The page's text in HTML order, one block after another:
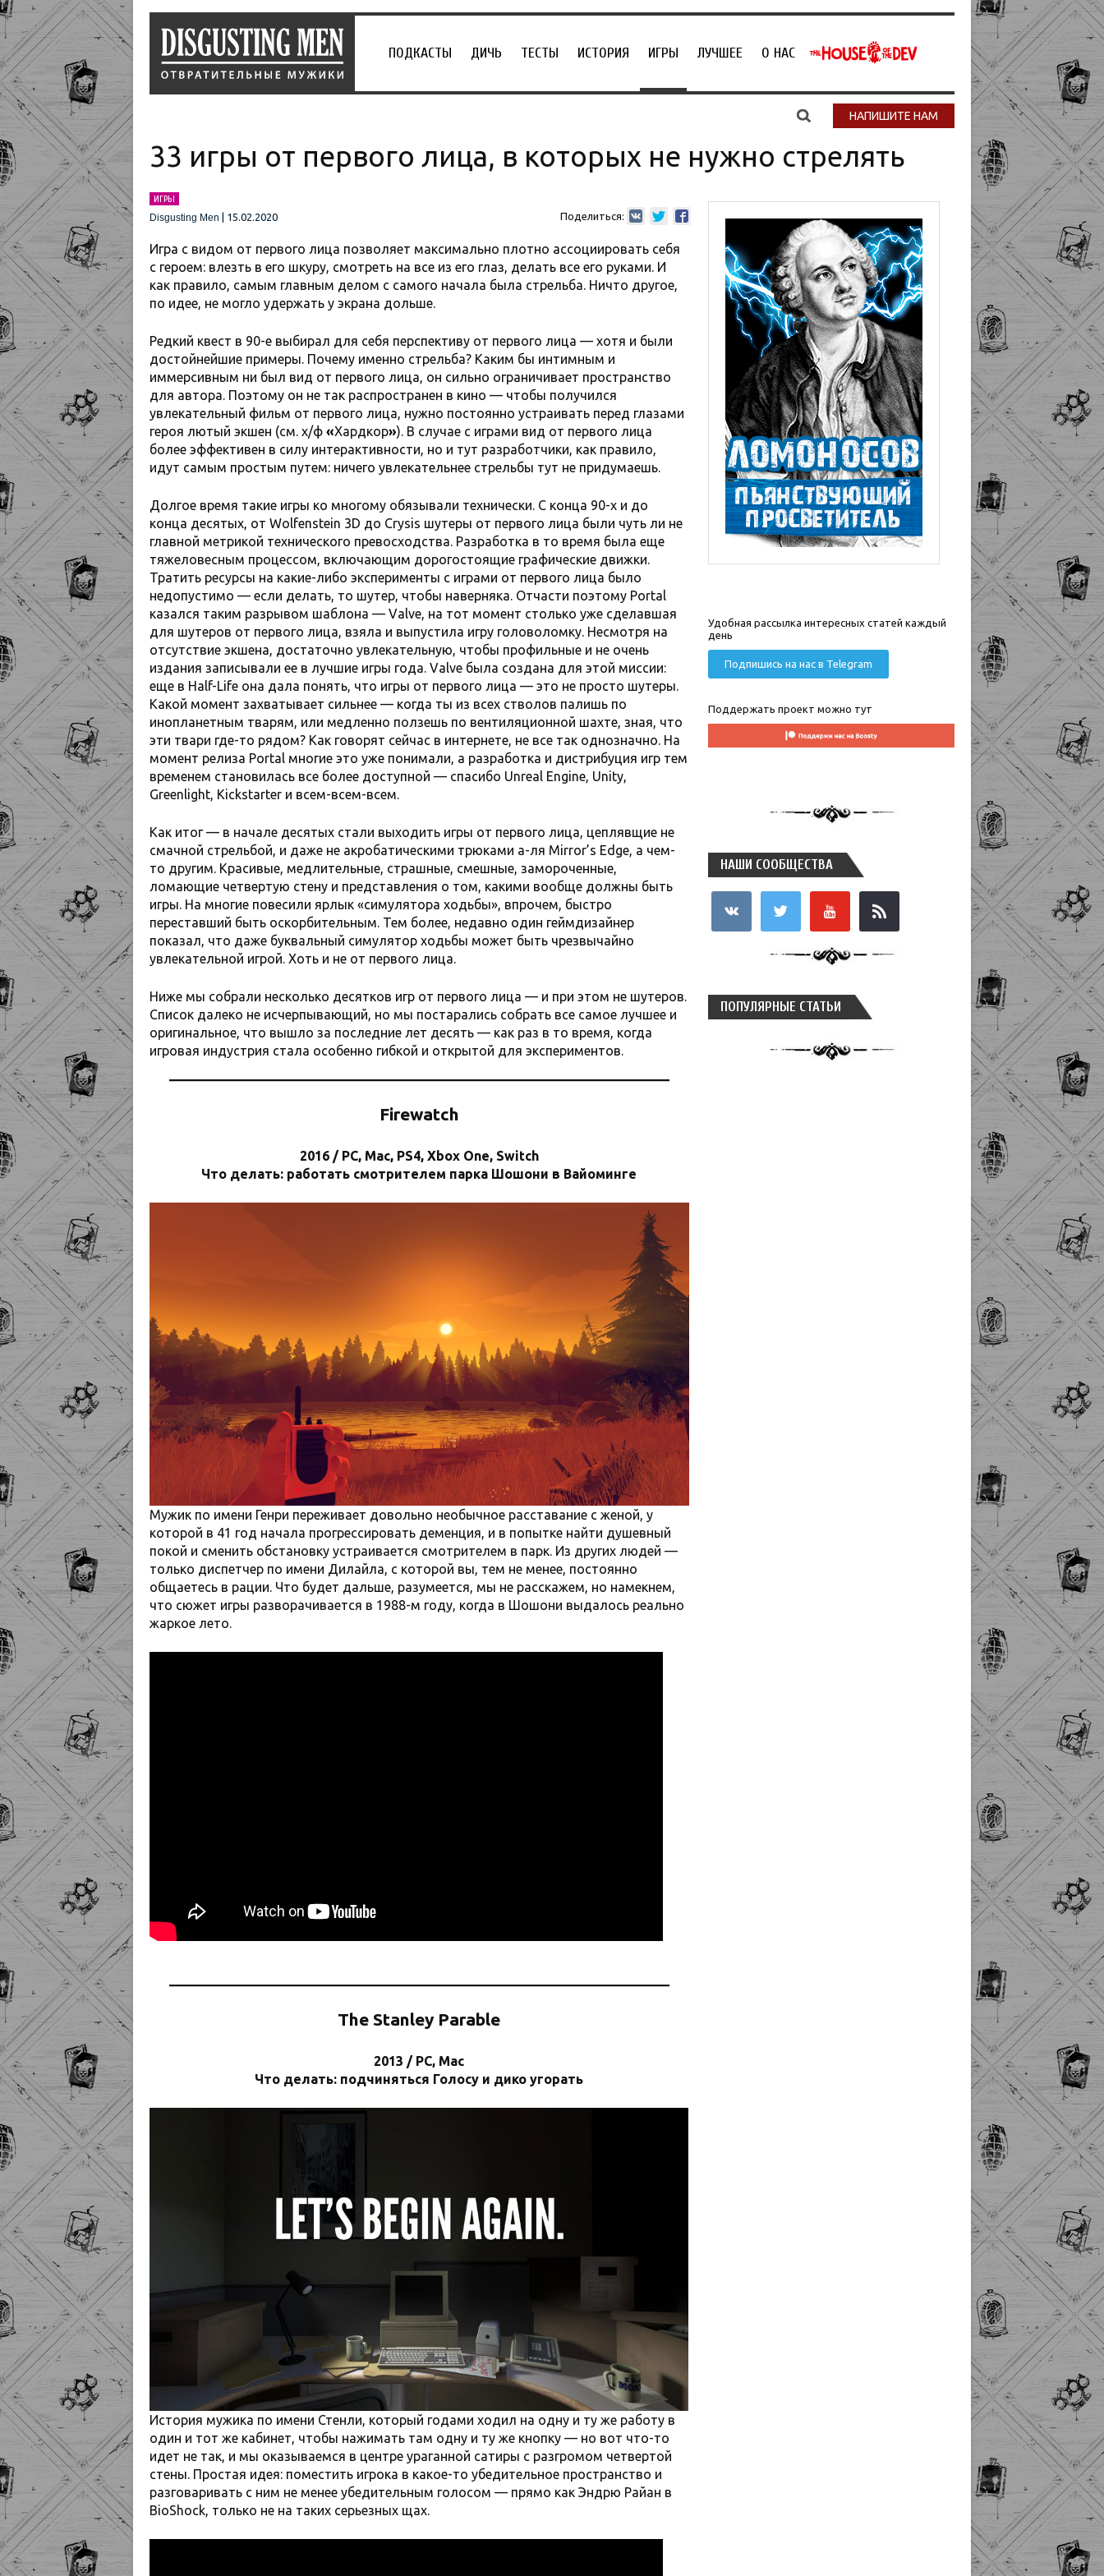
ПОДКАСТЫ ДИЧЬ ТЕСТЫ ИСТОРИЯ ИГРЫ ЛУЧШЕЕ О НАС
НАПИШИТЕ НАМ
33 игры от первого лица, в которых не нужно стрелять
ИГРЫ
Disgusting Men
15.02.2020 Поделиться:
Игра с видом от первого лица позволяет максимально плотно ассоциировать себя
с героем: влезть в его шкуру, смотреть на все из его глаз, делать все его руками. И
как правило, самым главным делом с самого начала была стрельба. Ничто другое,
по идее, не могло удержать у экрана дольше.
Редкий квест в 90-е выбирал для себя перспективу от первого лица — хотя и были
достойнейшие примеры. Почему именно стрельба? Каким бы интимным и
иммерсивным ни был вид от первого лица, он сильно ограничивает пространство
для автора. Поэтому он не так распространен в кино — чтобы получился
увлекательный фильм от первого лица, нужно постоянно устраивать перед глазами
героя лютый экшен (см. х/ф «Хардкор»). В случае с играми вид от первого лица
более эффективен в силу интерактивности, но и тут разработчики, как правило,
идут самым простым путем: ничего увлекательнее стрельбы тут не придумаешь.
Долгое время такие игры ко многому обязывали технически. С конца 90-х и до
конца десятых, от Wolfenstein 3D до Crysis шутеры от первого лица были чуть ли не
главной метрикой технического превосходства. Разработка в то время была еще
тяжеловесным процессом, включающим дорогостоящие графические движки.
Тратить ресурсы на какие-либо эксперименты с играми от первого лица было
недопустимо — если делать, то шутер, чтобы наверняка. Отчасти поэтому Portal
казался таким разрывом шаблона — Valve, на тот момент столько уже сделавшая
для шутеров от первого лица, взяла и выпустила игру головоломку. Несмотря на
отсутствие экшена, достаточно увлекательную, чтобы профильные и не очень
издания записывали ее в лучшие игры года. Valve была создана для этой миссии:
еще в Half-Life она дала понять, что игры от первого лица — это не просто шутеры.
Какой момент захватывает сильнее — когда ты из всех стволов палишь по
инопланетным тварям, или медленно ползешь по вентиляционной шахте, зная, что
эти твари где-то рядом? Как говорят сейчас в интернете, не все так однозначно. На
момент релиза Portal многие это уже понимали, а разработка и дистрибуция игр тем
временем становилась все более доступной — спасибо Unreal Engine, Unity,
Greenlight, Kickstarter и всем-всем-всем.
Как итог — в начале десятых стали выходить игры от первого лица, цеплявщие не
смачной стрельбой, и даже не акробатическими трюками а-ля Mirror’s Edge, а чем-
то другим. Красивые, медлительные, страшные, смешные, замороченные,
ломающие четвертую стену и представления о том, какими вообще должны быть
игры. На многие повесили ярлык «симулятора ходьбы», впрочем, быстро
переставший быть оскорбительным. Тем более, недавно один геймдизайнер
показал, что даже буквальный симулятор ходьбы может быть чрезвычайно
увлекательной игрой. Хоть и не от первого лица.
Ниже мы собрали несколько десятков игр от первого лица — и при этом не шутеров.
Список далеко не исчерпывающий, но мы постарались собрать все самое лучшее и
оригинальное, что вышло за последние лет десять — как раз в то время, когда
игровая индустрия стала особенно гибкой и открытой для экспериментов.
Firewatch
2016 / PC, Mac, PS4, Xbox One, Switch
Что делать: работать смотрителем парка Шошони в Вайоминге
Мужик по имени Генри переживает довольно необычное расставание с женой, у
которой в 41 год начала прогрессировать деменция, и в попытке найти душевный
покой и сменить обстановку устраивается смотрителем в парк. Из других людей —
только диспетчер по имени Дилайла, с которой вы, тем не менее, постоянно
общаетесь в рации. Что будет дальше, разумеется, мы не расскажем, но намекнем,
что сюжет игры разворачивается в 1988-м году, когда в Шошони выдалось реально
жаркое лето.
The Stanley Parable
2013 / PC, Mac
Что делать: подчиняться Голосу и дико угорать
История мужика по имени Стенли, который годами ходил на одну и ту же работу в
один и тот же кабинет, чтобы нажимать там одну и ту же кнопку — но вот что-то
идет не так, и мы оказываемся в центре ураганной сатиры с разгромом четвертой
стены. Простая идея: поместить игрока в какое-то убедительное пространство и
разговаривать с ним не менее убедительным голосом — прямо как Эндрю Райан в
BioShock, только не на таких серьезных щах.
Удобная рассылка интересных статей каждый
день
Подпишись на нас в Telegram
Поддержать проект можно тут
НАШИ СООБЩЕСТВА
ПОПУЛЯРНЫЕ СТАТЬИ